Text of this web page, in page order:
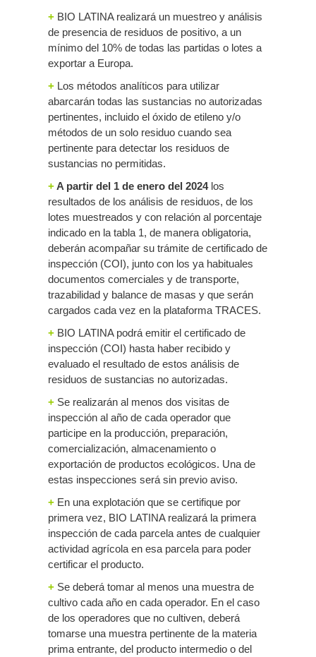
+ BIO LATINA realizará un muestreo y análisis
de presencia de residuos de positivo, a un
mínimo del 10% de todas las partidas o lotes a
exportar a Europa.
+ Los métodos analíticos para utilizar
abarcarán todas las sustancias no autorizadas
pertinentes, incluido el óxido de etileno y/o
métodos de un solo residuo cuando sea
pertinente para detectar los residuos de
sustancias no permitidas.
+A partir del 1 de enero del 2024los
resultados de los análisis de residuos, de los
lotes muestreados y con relación al porcentaje
indicado en la tabla 1, de manera obligatoria,
deberán acompañar su trámite de certificado de
inspección (COI), junto con los ya habituales
documentos comerciales y de transporte,
trazabilidad y balance de masas y que serán
cargados cada vez en la plataforma TRACES.
+ BIO LATINA podrá emitir el certificado de
inspección (COI) hasta haber recibido y
evaluado el resultado de estos análisis de
residuos de sustancias no autorizadas.
+ Se realizarán al menos dos visitas de
inspección al año de cada operador que
participe en la producción, preparación,
comercialización, almacenamiento o
exportación de productos ecológicos. Una de
estas inspecciones será sin previo aviso.
+ En una explotación que se certifique por
primera vez, BIO LATINA realizará la primera
inspección de cada parcela antes de cualquier
actividad agrícola en esa parcela para poder
certificar el producto.
+ Se deberá tomar al menos una muestra de
cultivo cada año en cada operador. En el caso
de los operadores que no cultiven, deberá
tomarse una muestra pertinente de la materia
prima entrante, del producto intermedio o del